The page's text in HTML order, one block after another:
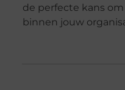
de perfecte kans
binnen jouw